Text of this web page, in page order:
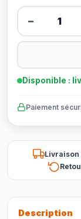
−
Disponible :
Paiement
Description